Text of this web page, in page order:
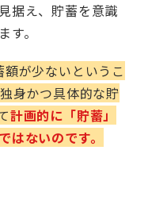
据え、貯蓄を意識
。
が少ないというこ
身かつ具体的な貯
計画的に「貯蓄」
はないのです。